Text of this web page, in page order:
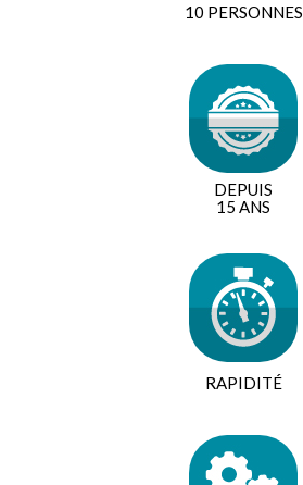
10 PERSONNES
DEPUIS
15 ANS
RAPIDITÉ